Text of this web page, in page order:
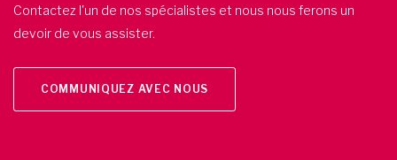
Contactez l'un de nos spécialistes et nous nous ferons un
devoir de vous assister.
COMMUNIQUEZ AVEC NOUS